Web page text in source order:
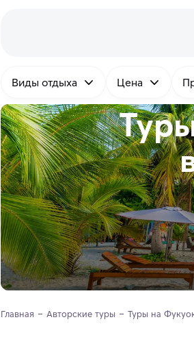
Виды отдыха Цена
Главная Авторские туры Туры на